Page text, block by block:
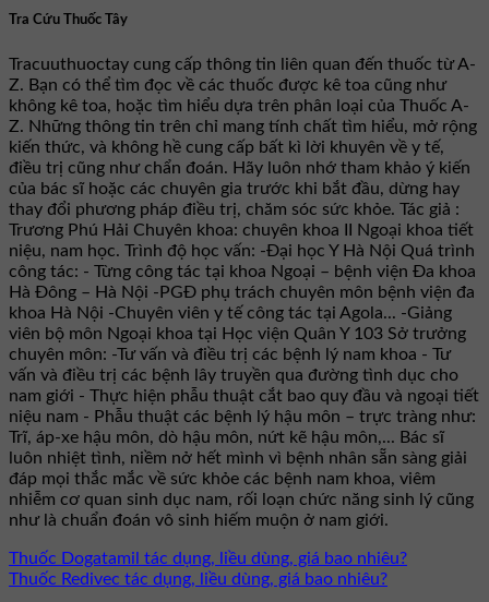
Tra Cứu Thuốc Tây
Tracuuthuoctay cung cấp thông tin liên quan đến thuốc từ A-
Z. Bạn có thể tìm đọc về các thuốc được kê toa cũng như
không kê toa, hoặc tìm hiểu dựa trên phân loại của Thuốc A-
Z. Những thông tin trên chỉ mang tính chất tìm hiểu, mở rộng
kiến thức, và không hề cung cấp bất kì lời khuyên về y tế,
điều trị cũng như chẩn đoán. Hãy luôn nhớ tham khảo ý kiến
của bác sĩ hoặc các chuyên gia trước khi bắt đầu, dừng hay
thay đổi phương pháp điều trị, chăm sóc sức khỏe. Tác giả :
Trương Phú Hải Chuyên khoa: chuyên khoa II Ngoại khoa tiết
niệu, nam học. Trình độ học vấn: -Đại học Y Hà Nội Quá trình
công tác: - Từng công tác tại khoa Ngoại – bệnh viện Đa khoa
Hà Đông – Hà Nội -PGĐ phụ trách chuyên môn bệnh viện đa
khoa Hà Nội -Chuyên viên y tế công tác tại Agola... -Giảng
viên bộ môn Ngoại khoa tại Học viện Quân Y 103 Sở trưởng
chuyên môn: -Tư vấn và điều trị các bệnh lý nam khoa - Tư
vấn và điều trị các bệnh lây truyền qua đường tình dục cho
nam giới - Thực hiện phẫu thuật cắt bao quy đầu và ngoại tiết
niệu nam - Phẫu thuật các bệnh lý hậu môn – trực tràng như:
Trĩ, áp-xe hậu môn, dò hậu môn, nứt kẽ hậu môn,... Bác sĩ
luôn nhiệt tình, niềm nở hết mình vì bệnh nhân sẵn sàng giải
đáp mọi thắc mắc về sức khỏe các bệnh nam khoa, viêm
nhiễm cơ quan sinh dục nam, rối loạn chức năng sinh lý cũng
như là chuẩn đoán vô sinh hiếm muộn ở nam giới.
Thuốc Dogatamil tác dụng, liều dùng, giá bao nhiêu?
Thuốc Redivec tác dụng, liều dùng, giá bao nhiêu?